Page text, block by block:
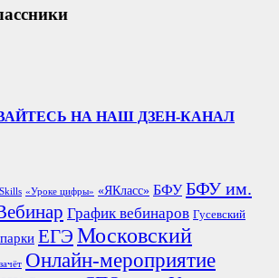
НА НАШ ДЗЕН-КАНАЛ
«Уроке цифры» «ЯКласс» БФУ БФУ им.
График вебинаров Гусевский
ЕГЭ Московский
Онлайн-мероприятие